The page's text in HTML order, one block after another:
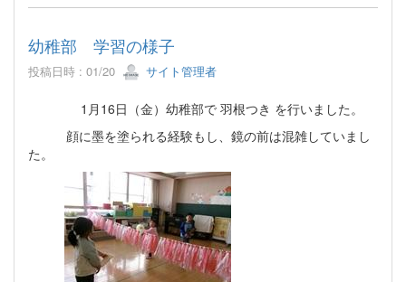
幼稚部 学習の様子
投稿日時 : 01/20 サイト管理者
1月16日（金）幼稚部で 羽根つき を行いました。
顔に墨を塗られる経験もし、鏡の前は混雑していまし
た。